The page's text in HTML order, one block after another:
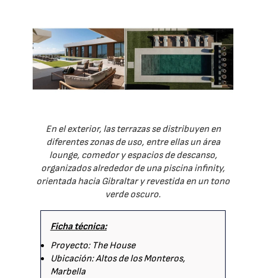
En el exterior, las terrazas se distribuyen en
diferentes zonas de uso, entre ellas un área
lounge, comedor y espacios de descanso,
organizados alrededor de una piscina infinity,
orientada hacia Gibraltar y revestida en un tono
verde oscuro.
Ficha técnica:
Proyecto: The House
Ubicación: Altos de los Monteros,
Marbella